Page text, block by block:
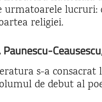
urmatoarele
religiei.
s-a
de debut al